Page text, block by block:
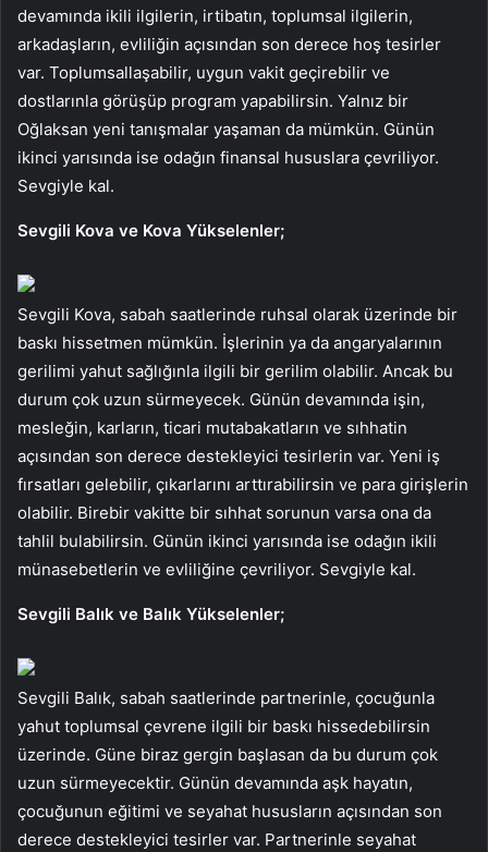
devamında ikili ilgilerin, irtibatın, toplumsal ilgilerin,
arkadaşların, evliliğin açısından son derece hoş tesirler
var. Toplumsallaşabilir, uygun vakit geçirebilir ve
dostlarınla görüşüp program yapabilirsin. Yalnız bir
Oğlaksan yeni tanışmalar yaşaman da mümkün. Günün
ikinci yarısında ise odağın finansal hususlara çevriliyor.
Sevgiyle kal.
Sevgili Kova ve Kova Yükselenler;
Sevgili Kova, sabah saatlerinde ruhsal olarak üzerinde bir
baskı hissetmen mümkün. İşlerinin ya da angaryalarının
gerilimi yahut sağlığınla ilgili bir gerilim olabilir. Ancak bu
durum çok uzun sürmeyecek. Günün devamında işin,
mesleğin, karların, ticari mutabakatların ve sıhhatin
açısından son derece destekleyici tesirlerin var. Yeni iş
fırsatları gelebilir, çıkarlarını arttırabilirsin ve para girişlerin
olabilir. Birebir vakitte bir sıhhat sorunun varsa ona da
tahlil bulabilirsin. Günün ikinci yarısında ise odağın ikili
münasebetlerin ve evliliğine çevriliyor. Sevgiyle kal.
Sevgili Balık ve Balık Yükselenler;
Sevgili Balık, sabah saatlerinde partnerinle, çocuğunla
yahut toplumsal çevrene ilgili bir baskı hissedebilirsin
üzerinde. Güne biraz gergin başlasan da bu durum çok
uzun sürmeyecektir. Günün devamında aşk hayatın,
çocuğunun eğitimi ve seyahat hususların açısından son
derece destekleyici tesirler var. Partnerinle seyahat